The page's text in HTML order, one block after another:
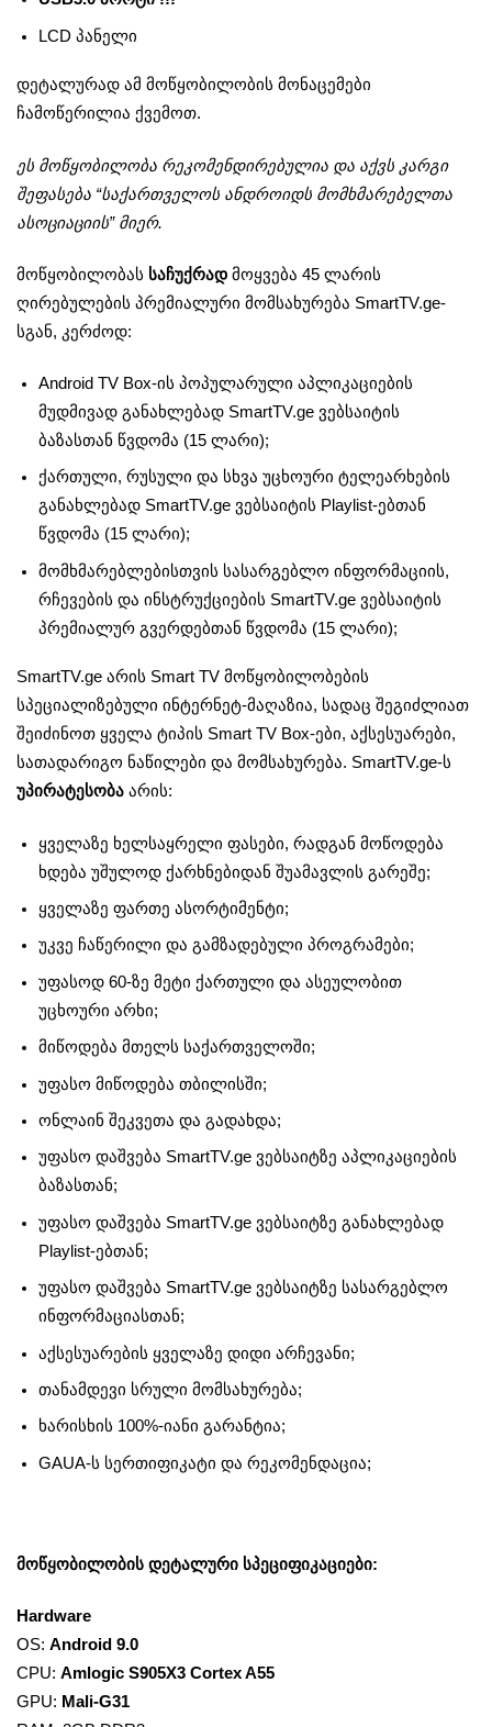
LCD პანელი
დეტალურად ამ მოწყობილობის მონაცემები
ჩამოწერილია ქვემოთ.
ეს მოწყობილობა რეკომენდირებულია და აქვს კარგი
შეფასება “საქართველოს ანდროიდს მომხმარებელთა
ასოციაციის” მიერ.
მოწყობილობას საჩუქრად მოყვება 45 ლარის
ღირებულების პრემიალური მომსახურება SmartTV.ge-
სგან, კერძოდ:
Android TV Box-ის პოპულარული აპლიკაციების
მუდმივად განახლებად SmartTV.ge ვებსაიტის
ბაზასთან წვდომა (15 ლარი);
ქართული, რუსული და სხვა უცხოური ტელეარხების
განახლებად SmartTV.ge ვებსაიტის Playlist-ებთან
წვდომა (15 ლარი);
მომხმარებლებისთვის სასარგებლო ინფორმაციის,
რჩევების და ინსტრუქციების SmartTV.ge ვებსაიტის
პრემიალურ გვერდებთან წვდომა (15 ლარი);
SmartTV.ge არის Smart TV მოწყობილობების
სპეციალიზებული ინტერნეტ-მაღაზია, სადაც შეგიძლიათ
შეიძინოთ ყველა ტიპის Smart TV Box-ები, აქსესუარები,
სათადარიგო ნაწილები და მომსახურება. SmartTV.ge-ს
უპირატესობა არის:
ყველაზე ხელსაყრელი ფასები, რადგან მოწოდება
ხდება უშულოდ ქარხნებიდან შუამავლის გარეშე;
ყველაზე ფართე ასორტიმენტი;
უკვე ჩაწერილი და გამზადებული პროგრამები;
უფასოდ 60-ზე მეტი ქართული და ასეულობით
უცხოური არხი;
მიწოდება მთელს საქართველოში;
უფასო მიწოდება თბილისში;
ონლაინ შეკვეთა და გადახდა;
უფასო დაშვება SmartTV.ge ვებსაიტზე აპლიკაციების
ბაზასთან;
უფასო დაშვება SmartTV.ge ვებსაიტზე განახლებად
Playlist-ებთან;
უფასო დაშვება SmartTV.ge ვებსაიტზე სასარგებლო
ინფორმაციასთან;
აქსესუარების ყველაზე დიდი არჩევანი;
თანამდევი სრული მომსახურება;
ხარისხის 100%-იანი გარანტია;
GAUA-ს სერთიფიკატი და რეკომენდაცია;
მოწყობილობის დეტალური სპეციფიკაციები:
Hardware
OS: Android 9.0
CPU: Amlogic S905X3 Cortex A55
GPU: Mali-G31